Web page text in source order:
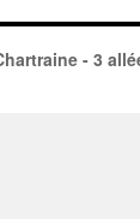
- 3